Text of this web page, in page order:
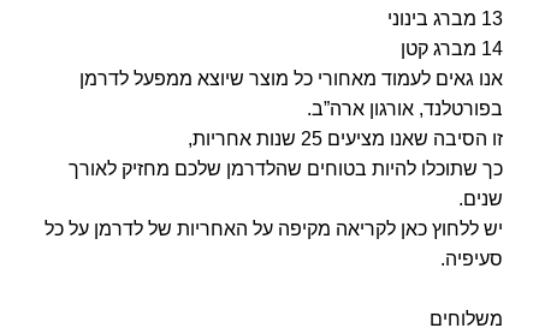
13 מברג בינוני
14 מברג קטן
אנו גאים לעמוד מאחורי כל מוצר שיוצא ממפעל לדרמן
בפורטלנד, אורגון ארה”ב.
זו הסיבה שאנו מציעים 25 שנות אחריות,
כך שתוכלו להיות בטוחים שהלדרמן שלכם מחזיק לאורך
שנים.
יש ללחוץ כאן לקריאה מקיפה על האחריות של לדרמן על כל
סעיפיה.
משלוחים